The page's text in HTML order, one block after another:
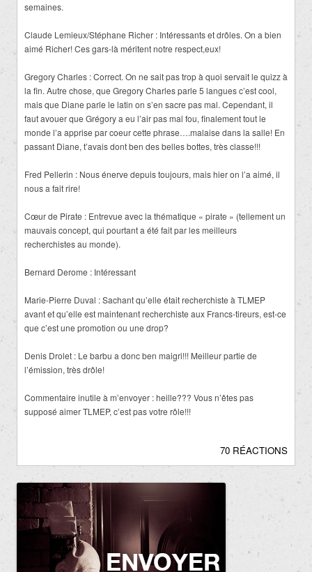
semaines.
Claude Lemieux/Stéphane Richer : Intéressants et drôles. On a bien
aimé Richer! Ces gars-là méritent notre respect,eux!
Gregory Charles : Correct. On ne sait pas trop à quoi servait le quizz à
la fin. Autre chose, que Gregory Charles parle 5 langues c’est cool,
mais que Diane parle le latin on s’en sacre pas mal. Cependant, il
faut avouer que Grégory a eu l’air pas mal fou, finalement tout le
monde l’a apprise par coeur cette phrase….malaise dans la salle! En
passant Diane, t’avais dont ben des belles bottes, très classe!!!
Fred Pellerin : Nous énerve depuis toujours, mais hier on l’a aimé, il
nous a fait rire!
Cœur de Pirate : Entrevue avec la thématique « pirate » (tellement un
mauvais concept, qui pourtant a été fait par les meilleurs
recherchistes au monde).
Bernard Derome : Intéressant
Marie-Pierre Duval : Sachant qu’elle était recherchiste à TLMEP
avant et qu’elle est maintenant recherchiste aux Francs-tireurs, est-ce
que c’est une promotion ou une drop?
Denis Drolet : Le barbu a donc ben maigri!!! Meilleur partie de
l’émission, très drôle!
Commentaire inutile à m’envoyer : heille??? Vous n’êtes pas
supposé aimer TLMEP, c’est pas votre rôle!!!
70 RÉACTIONS